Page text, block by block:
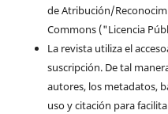
de Atribución/
Commons ("Licencia
La revista utiliza el
suscripción. De tal
autores, los metadatos,
uso y citación para